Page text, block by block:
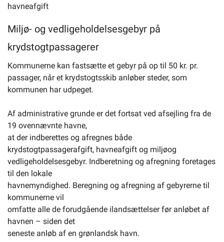
havneafgift
Miljø- og vedligeholdelsesgebyr på
krydstogtpassagerer
Kommunerne kan fastsætte et gebyr på op til 50 kr. pr.
passager, når et krydstogtsskib anløber steder, som
kommunen har udpeget.
Af administrative grunde er det fortsat ved afsejling fra de
19 ovennævnte havne,
at der indberettes og afregnes både
krydstogtpassagerafgift, havneafgift og miljøog
vedligeholdelsesgebyr. Indberetning og afregning foretages
til den lokale
havnemyndighed. Beregning og afregning af gebyrerne til
kommunerne vil
omfatte alle de forudgående ilandsættelser før anløbet af
havnen – siden det
seneste anløb af en grønlandsk havn.